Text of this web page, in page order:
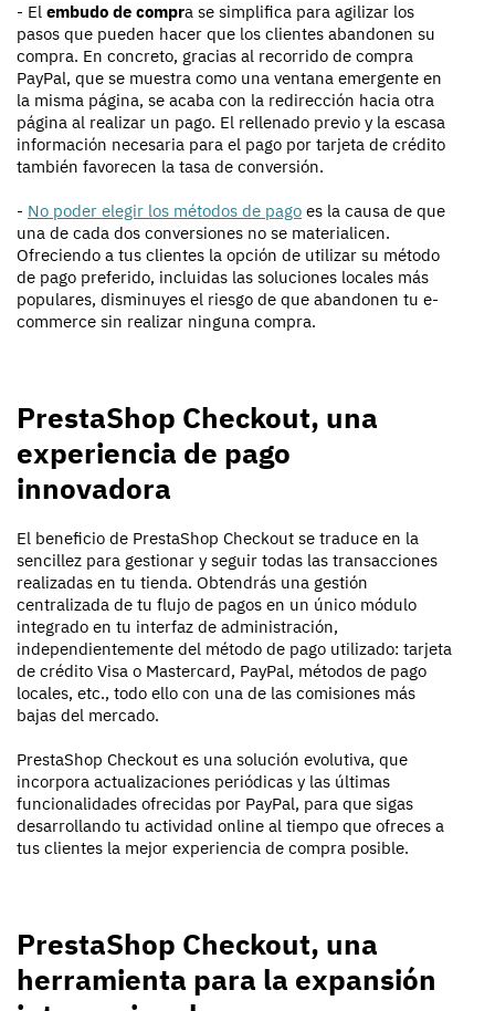
- El embudo de compra se simplifica para agilizar los
pasos que pueden hacer que los clientes abandonen su
compra. En concreto, gracias al recorrido de compra
PayPal, que se muestra como una ventana emergente en
la misma página, se acaba con la redirección hacia otra
página al realizar un pago. El rellenado previo y la escasa
información necesaria para el pago por tarjeta de crédito
también favorecen la tasa de conversión.
- No poder elegir los métodos de pago es la causa de que
una de cada dos conversiones no se materialicen.
Ofreciendo a tus clientes la opción de utilizar su método
de pago preferido, incluidas las soluciones locales más
populares, disminuyes el riesgo de que abandonen tu e-
commerce sin realizar ninguna compra.
PrestaShop Checkout, una
experiencia de pago
innovadora
El beneficio de PrestaShop Checkout se traduce en la
sencillez para gestionar y seguir todas las transacciones
realizadas en tu tienda. Obtendrás una gestión
centralizada de tu flujo de pagos en un único módulo
integrado en tu interfaz de administración,
independientemente del método de pago utilizado: tarjeta
de crédito Visa o Mastercard, PayPal, métodos de pago
locales, etc., todo ello con una de las comisiones más
bajas del mercado.
PrestaShop Checkout es una solución evolutiva, que
incorpora actualizaciones periódicas y las últimas
funcionalidades ofrecidas por PayPal, para que sigas
desarrollando tu actividad online al tiempo que ofreces a
tus clientes la mejor experiencia de compra posible.
PrestaShop Checkout, una
herramienta para la expansión